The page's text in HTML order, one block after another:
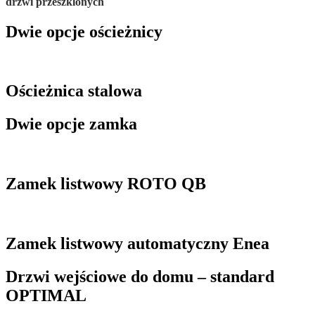
Dwie opcje ościeżnicy
Ościeżnica stalowa
Dwie opcje zamka
Zamek listwowy ROTO QB
Zamek listwowy automatyczny Enea
Drzwi wejściowe do domu – standard
OPTIMAL